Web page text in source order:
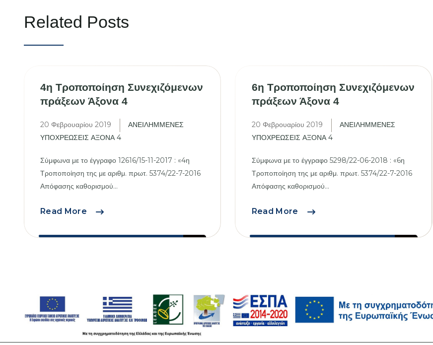
Related Posts
4η Τροποποίηση Συνεχιζόμενων
πράξεων Άξονα 4
20 Φεβρουαρίου 2019
ΑΝΕΙΛΗΜΜΕΝΕΣ
ΥΠΟΧΡΕΩΣΕΙΣ ΑΞΟΝΑ 4
Σύμφωνα με το έγγραφο 12616/15-11-2017 : «4η
Τροποποίηση της με αριθμ. πρωτ. 5374/22-7-2016
Απόφασης καθορισμού...
Read More
4η
Συνεχιζόμενων
6η Τροποποίηση Συνεχιζόμενων
πράξεων Άξονα 4
20 Φεβρουαρίου 2019
ΑΝΕΙΛΗΜΜΕΝΕΣ
ΥΠΟΧΡΕΩΣΕΙΣ ΑΞΟΝΑ 4
Σύμφωνα με το έγγραφο 5298/22-06-2018 : «6η
Τροποποίηση της με αριθμ. πρωτ. 5374/22-7-2016
Απόφασης καθορισμού...
Read More
6η
Συνεχιζόμενων